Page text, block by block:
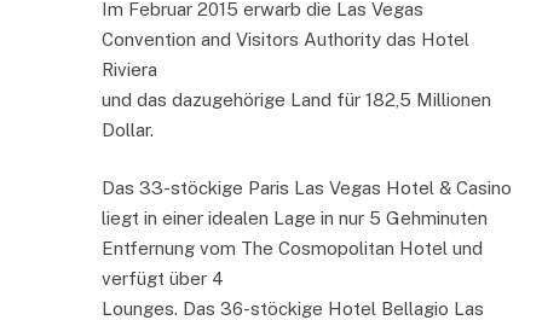
Im Februar 2015 erwarb die Las Vegas
Convention and Visitors Authority das Hotel
Riviera
und das dazugehörige Land für 182,5 Millionen
Dollar.
Das 33-stöckige Paris Las Vegas Hotel & Casino
liegt in einer idealen Lage in nur 5 Gehminuten
Entfernung vom The Cosmopolitan Hotel und
verfügt über 4
Lounges. Das 36-stöckige Hotel Bellagio Las